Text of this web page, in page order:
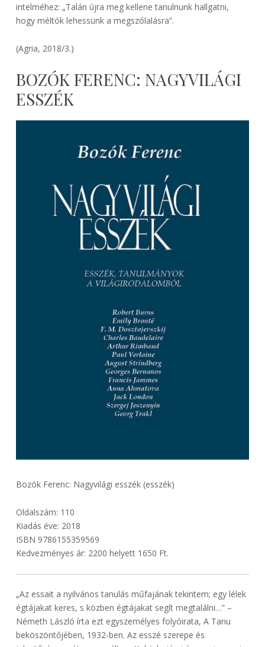
intelméhez: „Talán újra meg kellene tanulnunk hallgatni,
hogy méltók lehessünk a megszólalásra”.
(Agria, 2018/3.)
BOZÓK FERENC: NAGYVILÁGI
ESSZÉK
Bozók Ferenc: Nagyvilági esszék (esszék)
Oldalszám: 110
Kiadás éve: 2018
ISBN 9786155359569
Kedvezményes ár: 2200 helyett 1650 Ft.
„Az essait a nyilvános tanulás műfajának tekintem; egy lélek
égtájakat keres, s közben égtájakat segít megtalálni…” –
Németh László írta ezt egyszemélyes folyóirata, A Tanu
beköszöntőjében, 1932-ben. Az esszé szerepe és